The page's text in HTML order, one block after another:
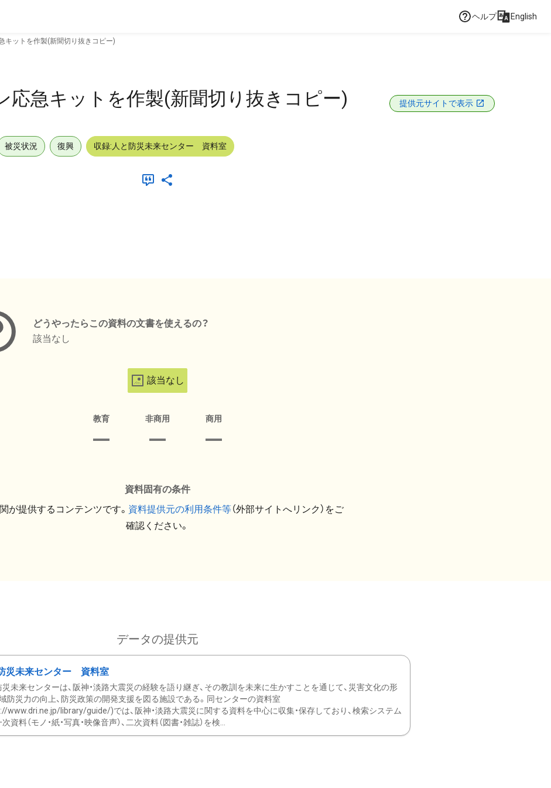
ヘルプ English
キットを作製(新聞切り抜きコピー)
応急キットを作製(新聞切り抜きコピー) 提供元サイトで表示
被災状況 復興 収録:人と防災未来センター 資料室
どうやったらこの資料の文書を使えるの？
該当なし
該当なし
教育 非商用 商用
資料固有の条件
が提供するコンテンツです。 資料提供元の利用条件等（外部サイトへリンク）をご
確認ください。
データの提供元
災未来センター 資料室
災未来センターは、阪神・淡路大震災の経験を語り継ぎ、その教訓を未来に生かすことを通じて、災害文化の形
域防災力の向上、防災政策の開発支援を図る施設である。同センターの資料室
www.dri.ne.jp/library/guide/)では、阪神・淡路大震災に関する資料を中心に収集・保存しており、検索システム
資料（モノ・紙・写真・映像音声）、二次資料（図書・雑誌）を検...